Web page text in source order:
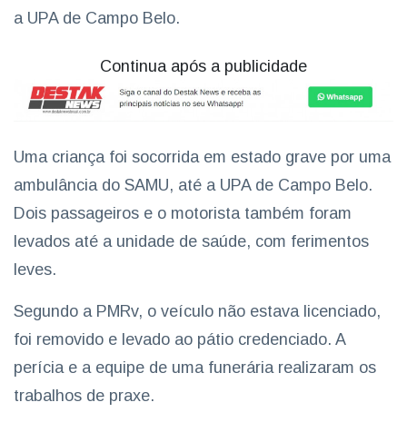
a UPA de Campo Belo.
Continua após a publicidade
Uma criança foi socorrida em estado grave por uma
ambulância do SAMU, até a UPA de Campo Belo.
Dois passageiros e o motorista também foram
levados até a unidade de saúde, com ferimentos
leves.
Segundo a PMRv, o veículo não estava licenciado,
foi removido e levado ao pátio credenciado. A
perícia e a equipe de uma funerária realizaram os
trabalhos de praxe.